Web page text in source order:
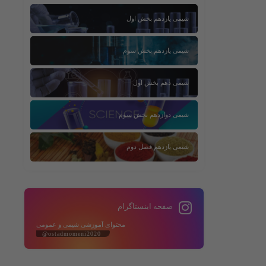
شیمی یازدهم بخش اول
شیمی یازدهم بخش سوم
شیمی دهم بخش اول
شیمی دوازدهم بخش سوم
شیمی یازدهم فصل دوم
صفحه اینستاگرام
محتوای آموزشی شیمی و عمومی
@ostadmomeni2020